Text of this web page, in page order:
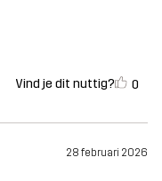
Vind je dit nuttig? 0
28 februari 2026